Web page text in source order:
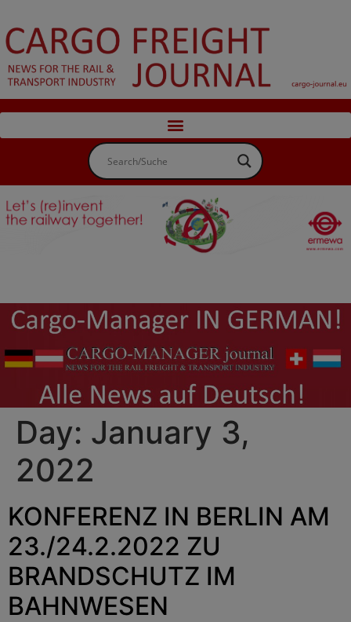
Day: January 3,
2022
KONFERENZ IN BERLIN AM
23./24.2.2022 ZU
BRANDSCHUTZ IM
BAHNWESEN